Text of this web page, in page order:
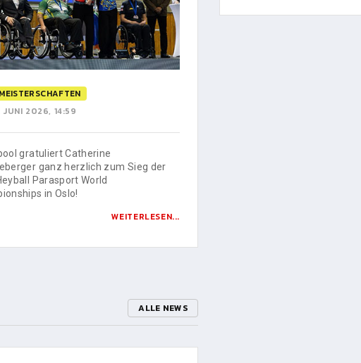
JUNI 2026, 14:59
gratuliert Catherine
ganz herzlich zum Sieg der
Parasport World
in Oslo!
WEITERLESEN...
ALLE NEWS